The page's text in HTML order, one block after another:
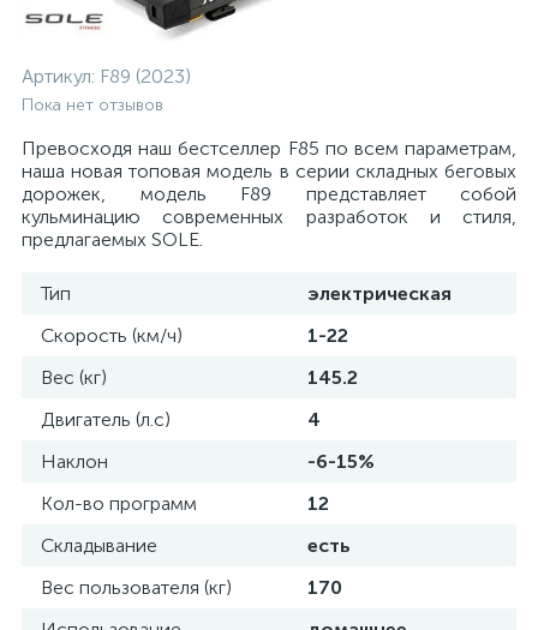
Артикул: F89 (2023)
Пока нет отзывов
Превосходя наш бестселлер F85 по всем параметрам,
наша новая топовая модель в серии складных беговых
дорожек, модель F89 представляет собой
кульминацию современных разработок и стиля,
предлагаемых SOLE.
Тип
электрическая
Скорость (км/ч)
1-22
Вес (кг)
145.2
Двигатель (л.с)
4
Наклон
-6-15%
Кол-во программ
12
Складывание
есть
Вес пользователя (кг)
170